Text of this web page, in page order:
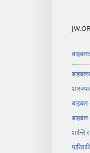
बाइबल
बाइबल
शान्ति